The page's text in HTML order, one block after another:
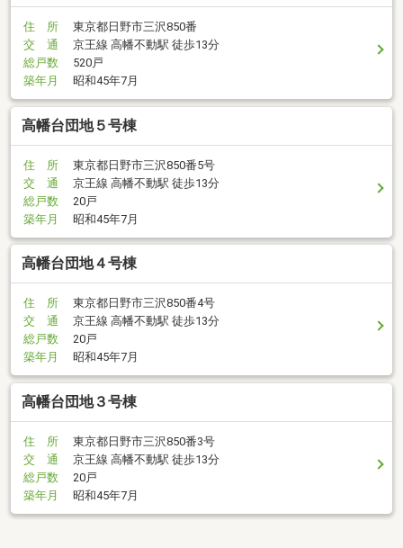
住 所
東京都日野市三沢850番
交 通
京王線 高幡不動駅 徒歩13分
総戸数
520戸
築年月
昭和45年7月
高幡台団地５号棟
住 所
東京都日野市三沢850番5号
交 通
京王線 高幡不動駅 徒歩13分
総戸数
20戸
築年月
昭和45年7月
高幡台団地４号棟
住 所
東京都日野市三沢850番4号
交 通
京王線 高幡不動駅 徒歩13分
総戸数
20戸
築年月
昭和45年7月
高幡台団地３号棟
住 所
東京都日野市三沢850番3号
交 通
京王線 高幡不動駅 徒歩13分
総戸数
20戸
築年月
昭和45年7月